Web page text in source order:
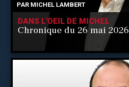
PAR MICHEL LAMBERT
DANS L'OEIL DE MICHEL
Chronique du 26 mai 2026